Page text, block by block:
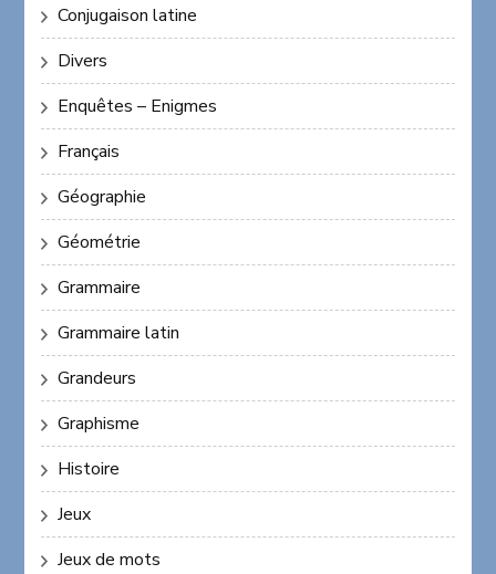
Conjugaison latine
Divers
Enquêtes – Enigmes
Français
Géographie
Géométrie
Grammaire
Grammaire latin
Grandeurs
Graphisme
Histoire
Jeux
Jeux de mots